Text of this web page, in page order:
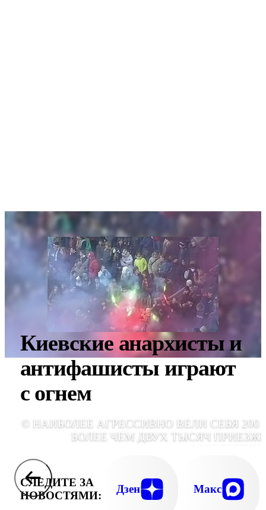
Киевские анархисты и
антифашисты играют
с огнем
© НАИБОЛЕЕ АГРЕССИВНО ВЕЛИ СЕБЯ 200
БОЛЕЕ ЧЕМ ДВУХ ТЫСЯЧ
СЛЕДИТЕ ЗА
НОВОСТЯМИ:
Дзен Макс